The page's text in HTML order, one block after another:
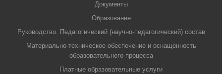
Документы
Образование
Руководство. Педагогический (научно-педагогический) состав
Материально-техническое обеспечение и оснащенность
образовательного процесса
Платные образовательные услуги